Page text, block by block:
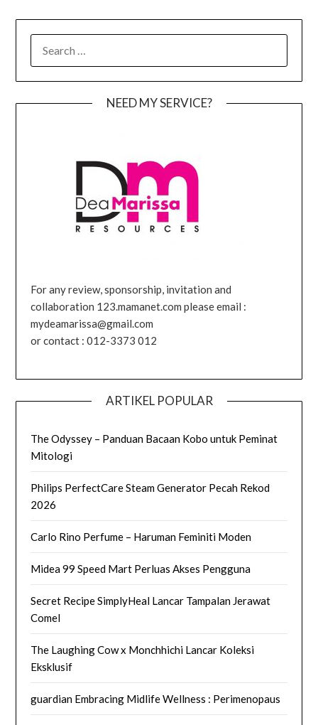
FOR:
NEED MY SERVICE?
For any review, sponsorship, invitation and
collaboration 123.mamanet.com please email :
mydeamarissa@gmail.com
or contact : 012-3373 012
ARTIKEL POPULAR
The Odyssey – Panduan Bacaan Kobo untuk Peminat
Mitologi
Philips PerfectCare Steam Generator Pecah Rekod
2026
Carlo Rino Perfume – Haruman Feminiti Moden
Midea 99 Speed Mart Perluas Akses Pengguna
Secret Recipe SimplyHeal Lancar Tampalan Jerawat
Comel
The Laughing Cow x Monchhichi Lancar Koleksi
Eksklusif
guardian Embracing Midlife Wellness : Perimenopaus